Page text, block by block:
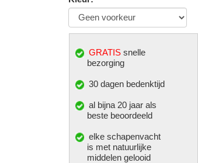
GRATIS snelle
bezorging
30 dagen bedenktijd
al bijna 20 jaar als
beste beoordeeld
elke schapenvacht
is met natuurlijke
middelen gelooid